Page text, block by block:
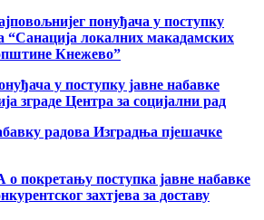
понуђача у поступку
“Санација локалних макадамских
Кнежево”
у поступку јавне набавке
зграде Центра за социјални рад
радова Изградња пјешачке
поступка јавне набавке
захтјева за доставу